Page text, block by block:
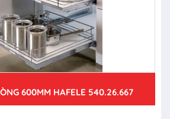
600MM HAFELE 540.26.667